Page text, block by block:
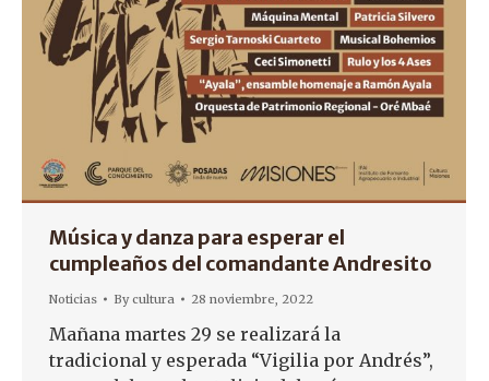
Música y danza para esperar el
cumpleaños del comandante Andresito
Noticias Bycultura 28 noviembre, 2022
Mañana martes 29 se realizará la
tradicional y esperada “Vigilia por Andrés”,